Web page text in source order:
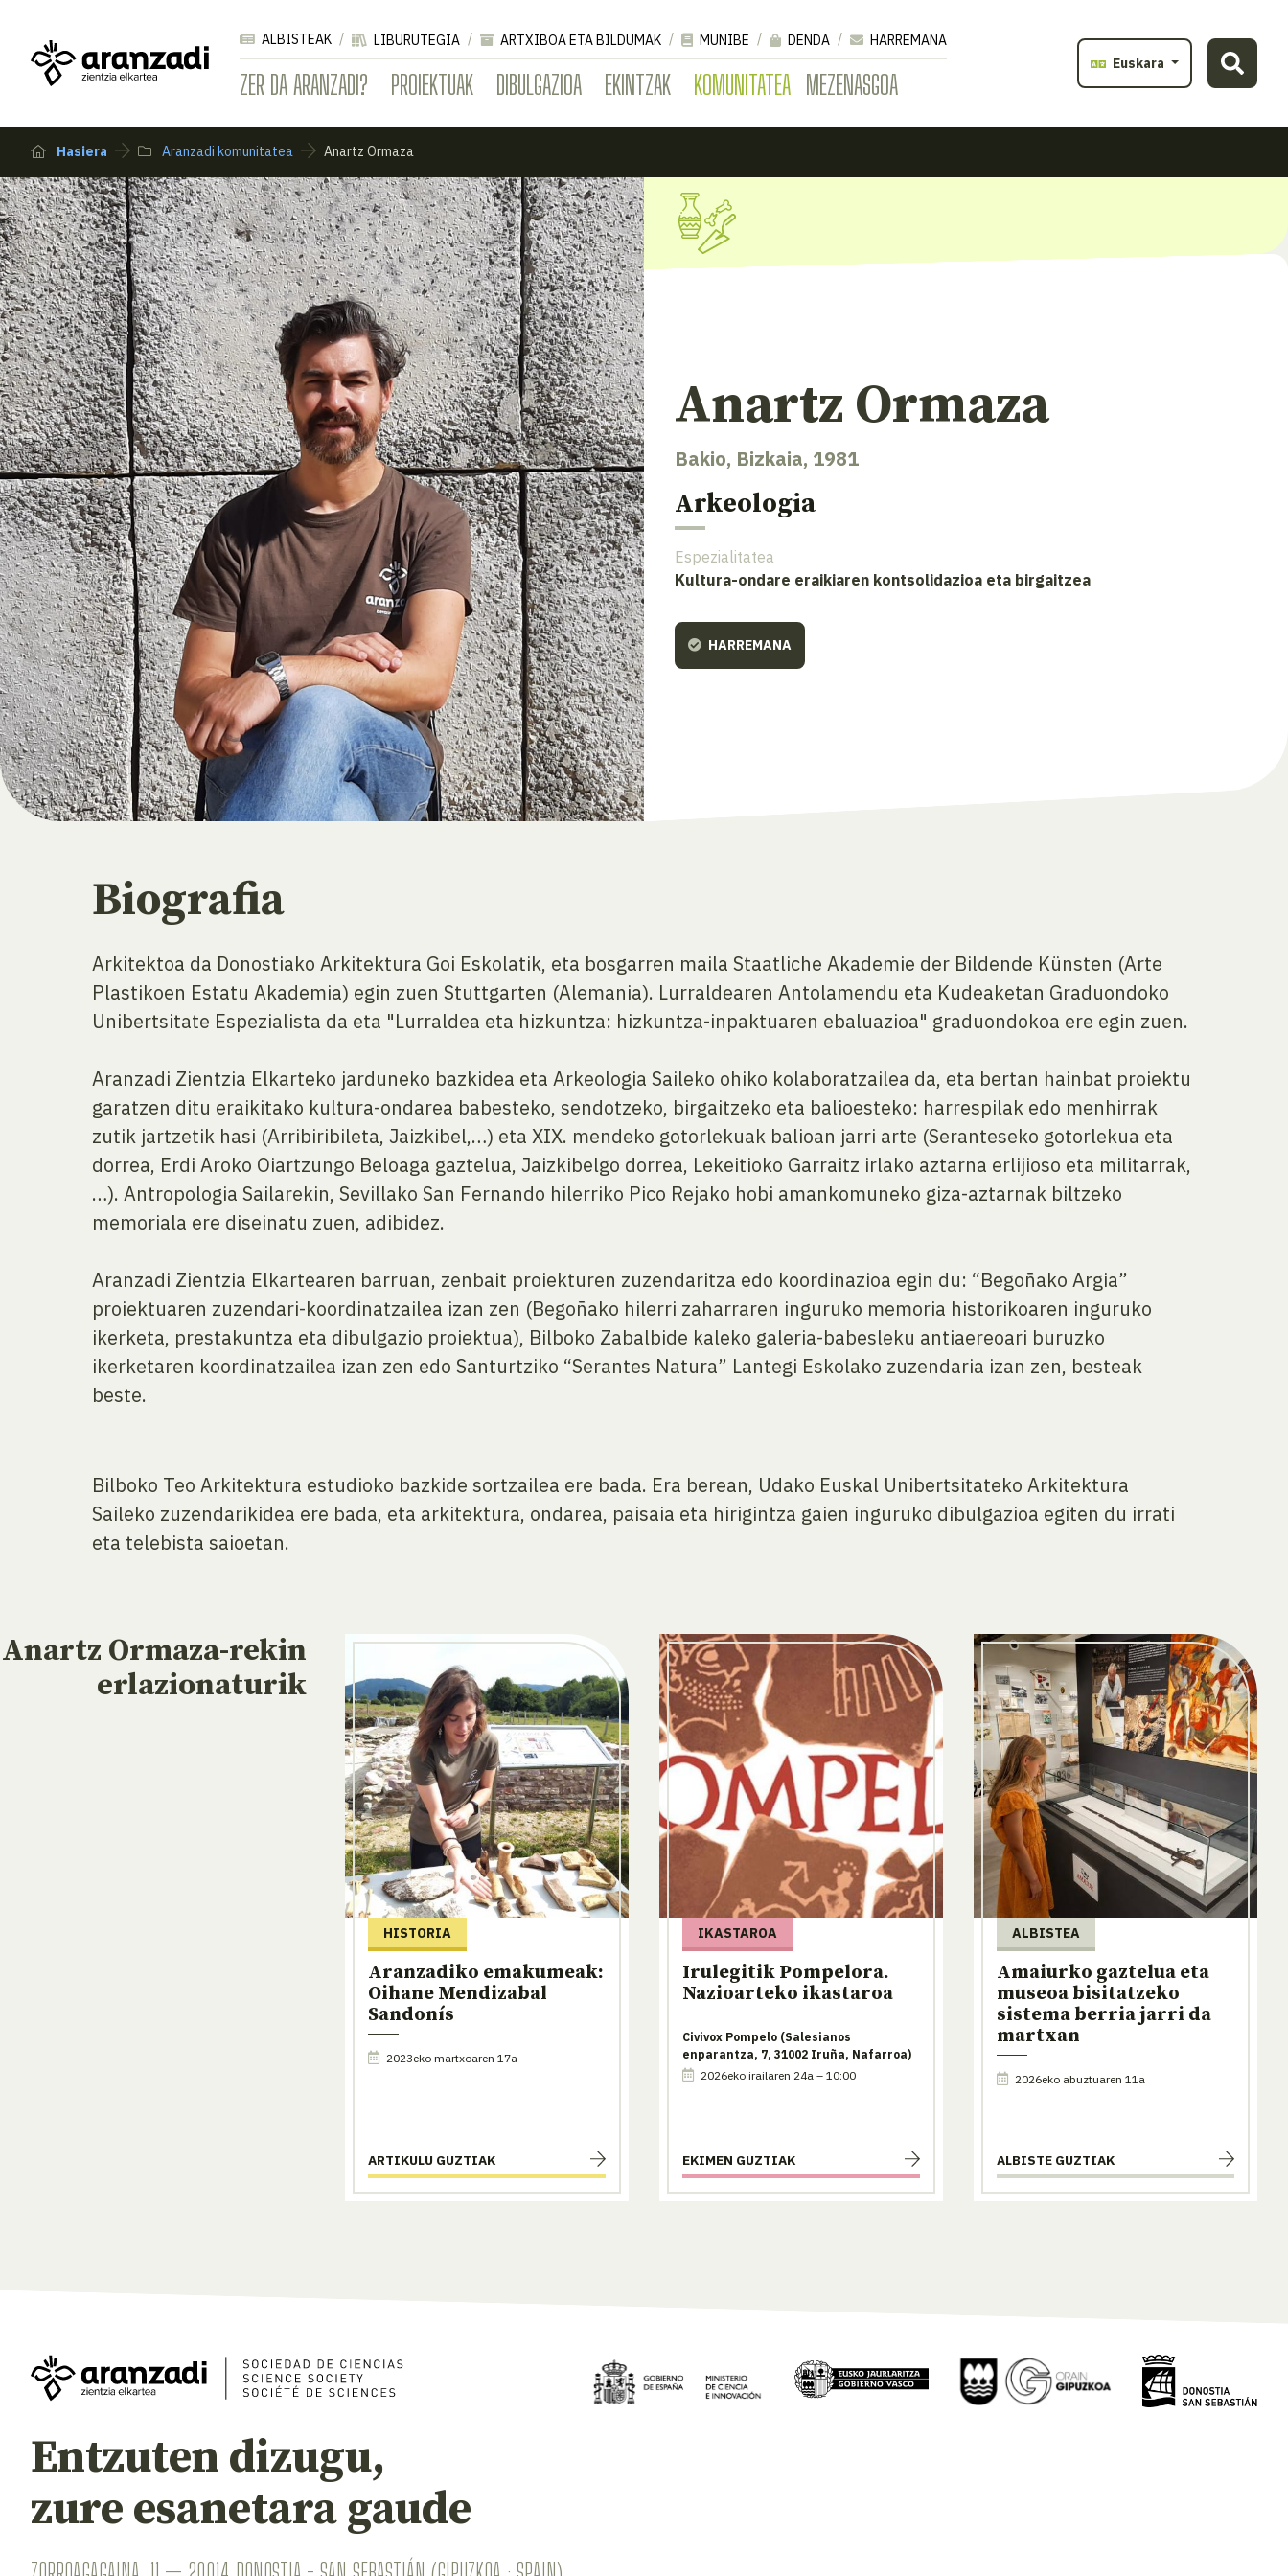
ZER DA ARANZADI? PROIEKTUAK DIBULGAZIOA EKINTZAK KOMUNITATEA MEZENASGOA
ALBISTEAK LIBURUTEGIA ARTXIBOA ETA BILDUMAK MUNIBE DENDA
HARREMANA
Euskara
Hasiera Aranzadi komunitatea Anartz Ormaza
Anartz Ormaza
Bakio, Bizkaia, 1981
Arkeologia
Espezialitatea
Kultura-ondare eraikiaren kontsolidazioa eta birgaitzea
HARREMANA
Biografia
Arkitektoa da Donostiako Arkitektura Goi Eskolatik, eta bosgarren maila Staatliche Akademie der Bildende Künsten (Arte
Plastikoen Estatu Akademia) egin zuen Stuttgarten (Alemania). Lurraldearen Antolamendu eta Kudeaketan Graduondoko
Unibertsitate Espezialista da eta "Lurraldea eta hizkuntza: hizkuntza-inpaktuaren ebaluazioa" graduondokoa ere egin zuen.
Aranzadi Zientzia Elkarteko jarduneko bazkidea eta Arkeologia Saileko ohiko kolaboratzailea da, eta bertan hainbat proiektu
garatzen ditu eraikitako kultura-ondarea babesteko, sendotzeko, birgaitzeko eta balioesteko: harrespilak edo menhirrak
zutik jartzetik hasi (Arribiribileta, Jaizkibel,…) eta XIX. mendeko gotorlekuak balioan jarri arte (Seranteseko gotorlekua eta
dorrea, Erdi Aroko Oiartzungo Beloaga gaztelua, Jaizkibelgo dorrea, Lekeitioko Garraitz irlako aztarna erlijioso eta militarrak,
…). Antropologia Sailarekin, Sevillako San Fernando hilerriko Pico Rejako hobi amankomuneko giza-aztarnak biltzeko
memoriala ere diseinatu zuen, adibidez.
Aranzadi Zientzia Elkartearen barruan, zenbait proiekturen zuzendaritza edo koordinazioa egin du: “Begoñako Argia”
proiektuaren zuzendari-koordinatzailea izan zen (Begoñako hilerri zaharraren inguruko memoria historikoaren inguruko
ikerketa, prestakuntza eta dibulgazio proiektua), Bilboko Zabalbide kaleko galeria-babesleku antiaereoari buruzko
ikerketaren koordinatzailea izan zen edo Santurtziko “Serantes Natura” Lantegi Eskolako zuzendaria izan zen, besteak
beste.
Bilboko Teo Arkitektura estudioko bazkide sortzailea ere bada. Era berean, Udako Euskal Unibertsitateko Arkitektura
Saileko zuzendarikidea ere bada, eta arkitektura, ondarea, paisaia eta hirigintza gaien inguruko dibulgazioa egiten du irrati
eta telebista saioetan.
Anartz Ormaza-rekin
erlazionaturik
HISTORIA
Aranzadiko emakumeak:
Oihane Mendizabal
Sandonís
2023eko martxoaren 17a
ARTIKULU GUZTIAK
IKASTAROA
Irulegitik Pompelora.
Nazioarteko ikastaroa
Civivox Pompelo (Salesianos
enparantza, 7, 31002 Iruña, Nafarroa)
2026eko irailaren 24a – 10:00
EKIMEN GUZTIAK
ALBISTEA
Amaiurko gaztelua eta
museoa bisitatzeko
sistema berria jarri da
martxan
2026eko abuztuaren 11a
ALBISTE GUZTIAK
Entzuten dizugu,
zure esanetara gaude